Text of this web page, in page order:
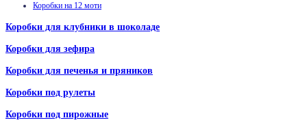
Коробки на 12 моти
Коробки для клубники в шоколаде
Коробки для зефира
Коробки для печенья и пряников
Коробки под рулеты
Коробки под пирожные